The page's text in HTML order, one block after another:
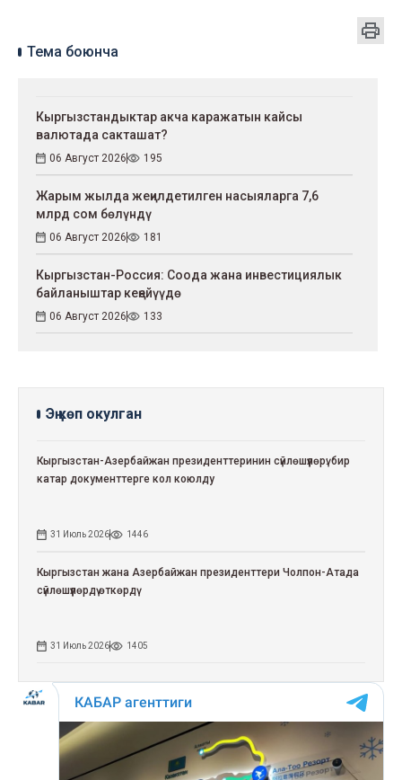
Тема боюнча
Кыргызстандыктар акча каражатын кайсы
валютада сакташат?
06 Август 2026 195
Жарым жылда жеңилдетилген насыяларга 7,6
млрд сом бөлүндү
06 Август 2026 181
Кыргызстан-Россия: Соода жана инвестициялык
байланыштар кеңейүүдө
06 Август 2026 133
Эң көп окулган
Кыргызстан-Азербайжан президенттеринин сүйлөшүүлөрү: бир
катар документтерге кол коюлду
31 Июль 2026 1446
Кыргызстан жана Азербайжан президенттери Чолпон-Атада
сүйлөшүүлөрдү өткөрдү
31 Июль 2026 1405